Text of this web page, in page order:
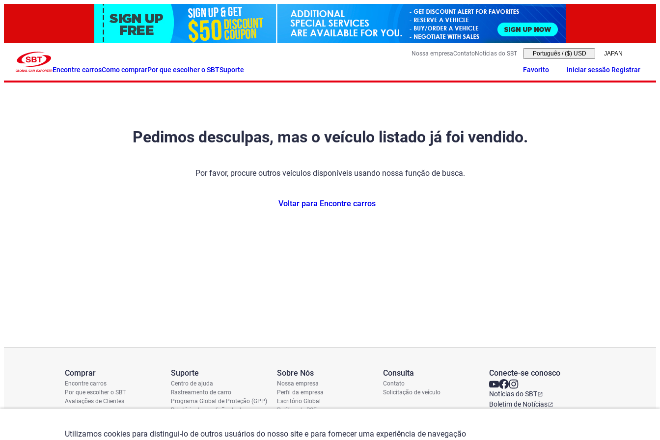
Encontre carrosComo comprarPor que escolher o SBTSuporte
Nossa empresaContatoNotícias do SBT Português / ($) USD
Favorito Iniciar sessão Registrar
Pedimos desculpas, mas o veículo listado já foi vendido.
Por favor, procure outros veículos disponíveis usando nossa função de busca.
Voltar para Encontre carros
Comprar
Encontre carros
Por que escolher o SBT
Avaliações de Clientes
Suporte
Centro de ajuda
Rastreamento de carro
Programa Global de Proteção (GPP)
Relatório de condição de dano
Sobre Nós
Nossa empresa
Perfil da empresa
Escritório Global
Política de RSE
Consulta
Contato
Solicitação de veículo
Conecte-se conosco
Notícias do SBT
Boletim de Notícias
Utilizamos cookies para distingui-lo de outros usuários do nosso site e para fornecer uma experiência de navegação